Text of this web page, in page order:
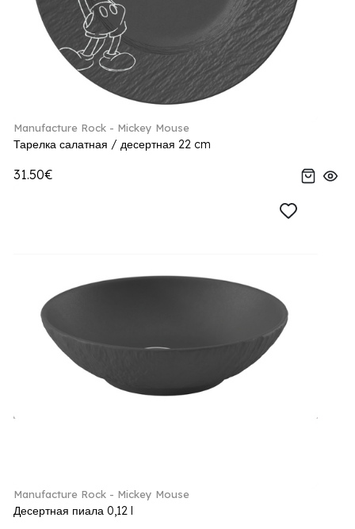
Manufacture Rock - Mickey Mouse
Тарелка салатная / десертная 22 cm
31.50€
Manufacture Rock - Mickey Mouse
Десертная пиала 0,12 l